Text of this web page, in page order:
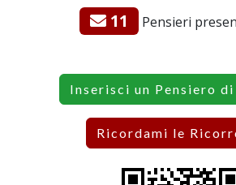
11 Pensieri
Inserisci un Pensiero
Ricordami le